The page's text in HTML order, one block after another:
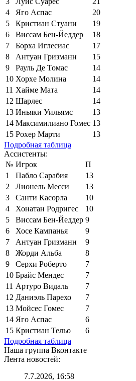
4
Яго Аспас
20
5
Кристиан Стуани
19
6
Виссам Бен-Йеддер
18
7
Борха Иглесиас
17
8
Антуан Гризманн
15
9
Рауль Де Томас
14
10 Хорхе Молина
14
11 Хайме Мата
14
12 Шарлес
14
13 Иньяки Уильямс
13
14 Максимилиано Гомес 13
15 Рохер Марти
13
Подробная таблица
Ассистенты:
№ Игрок
П
1
Пабло Сарабия
13
2
Лионель Месси
13
3
Санти Касорла
10
4
Хонатан Родригес
10
5
Виссам Бен-Йеддер 9
6
Хосе Кампанья
9
7
Антуан Гризманн
9
8
Жорди Альба
8
9
Серхи Роберто
7
10 Брайс Мендес
7
11 Артуро Видаль
7
12 Даниэль Парехо
7
13 Мойсес Гомес
7
14 Яго Аспас
6
15 Кристиан Тельо
6
Подробная таблица
Наша группа Вконтакте
Лента новостей:
7.7.2026, 16:58